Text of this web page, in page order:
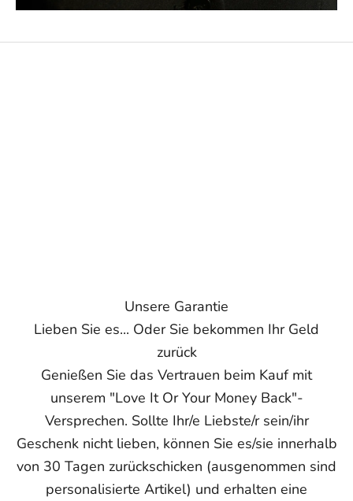
Unsere Garantie
Lieben Sie es... Oder Sie bekommen Ihr Geld
zurück
Genießen Sie das Vertrauen beim Kauf mit
unserem "Love It Or Your Money Back"-
Versprechen. Sollte Ihr/e Liebste/r sein/ihr
Geschenk nicht lieben, können Sie es/sie innerhalb
von 30 Tagen zurückschicken (ausgenommen sind
personalisierte Artikel) und erhalten eine